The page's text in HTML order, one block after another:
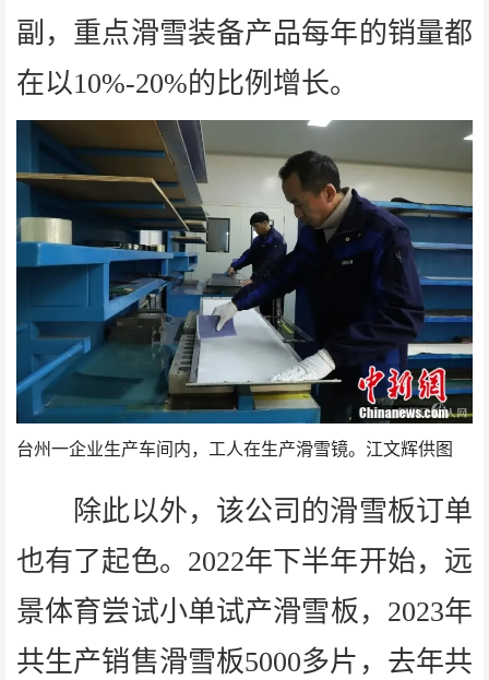
副，重点滑雪装备产品每年的销量都
在以10%-20%的比例增长。
台州一企业生产车间内，工人在生产滑雪镜。江文辉供图
除此以外，该公司的滑雪板订单
也有了起色。2022年下半年开始，远
景体育尝试小单试产滑雪板，2023年
共生产销售滑雪板5000多片，去年共